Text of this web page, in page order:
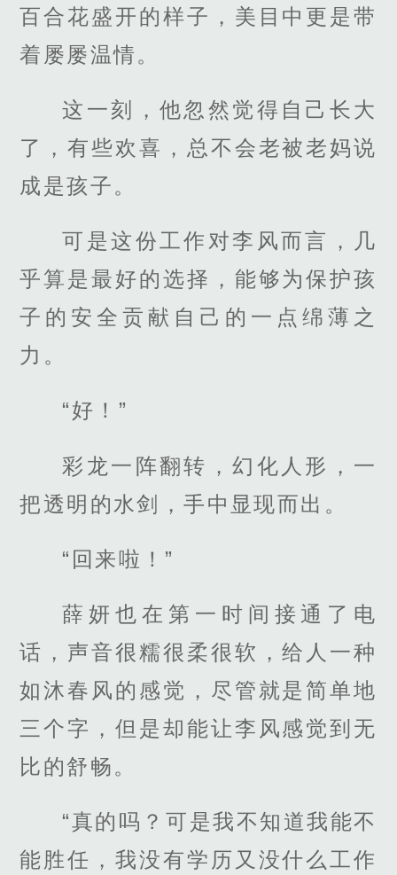
百合花盛开的样子，美目中更是带
着屡屡温情。
这一刻，他忽然觉得自己长大
了，有些欢喜，总不会老被老妈说
成是孩子。
可是这份工作对李风而言，几
乎算是最好的选择，能够为保护孩
子的安全贡献自己的一点绵薄之
力。
“好！”
彩龙一阵翻转，幻化人形，一
把透明的水剑，手中显现而出。
“回来啦！”
薛妍也在第一时间接通了电
话，声音很糯很柔很软，给人一种
如沐春风的感觉，尽管就是简单地
三个字，但是却能让李风感觉到无
比的舒畅。
“真的吗？可是我不知道我能不
能胜任，我没有学历又没什么工作